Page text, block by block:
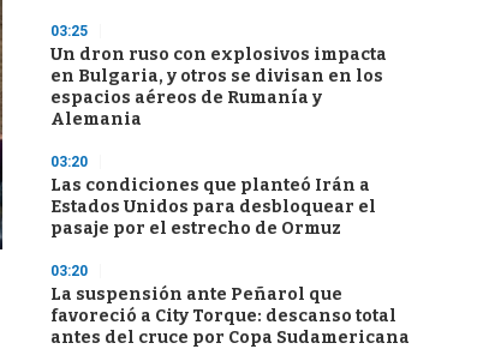
03:25
Un dron ruso con explosivos impacta
en Bulgaria, y otros se divisan en los
espacios aéreos de Rumanía y
Alemania
03:20
Las condiciones que planteó Irán a
Estados Unidos para desbloquear el
pasaje por el estrecho de Ormuz
03:20
La suspensión ante Peñarol que
favoreció a City Torque: descanso total
antes del cruce por Copa Sudamericana